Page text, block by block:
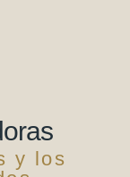
y los